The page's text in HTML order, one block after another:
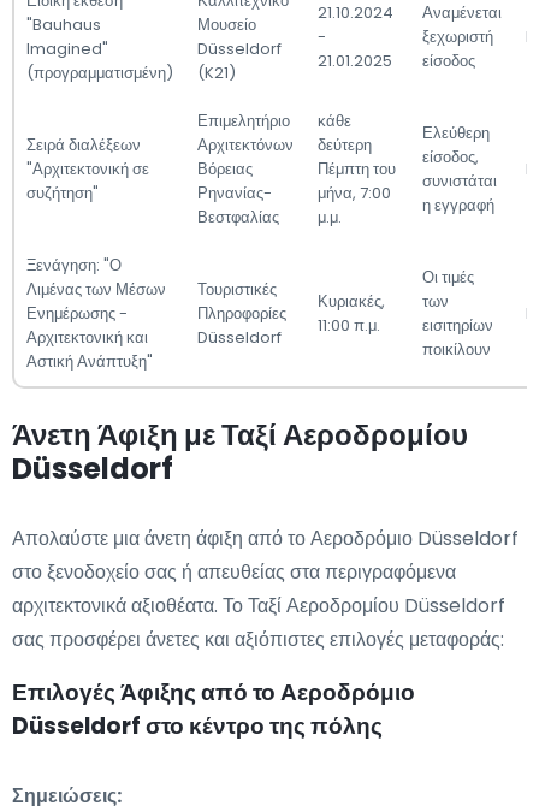
"Bauhaus
Imagined"
(προγραμματισμένη)
Μουσείο
Düsseldorf
(K21)
21.10.2024
-
21.01.2025
Αναμένεται
ξεχωριστή
είσοδος
Σειρά διαλέξεων
"Αρχιτεκτονική σε
συζήτηση"
Επιμελητήριο
Αρχιτεκτόνων
Βόρειας
Ρηνανίας-
Βεστφαλίας
κάθε
δεύτερη
Πέμπτη του
μήνα, 7:00
μ.μ.
Ελεύθερη
είσοδος,
συνιστάται
η εγγραφή
Ξενάγηση: "Ο
Λιμένας των Μέσων
Ενημέρωσης -
Αρχιτεκτονική και
Αστική Ανάπτυξη"
Τουριστικές
Πληροφορίες
Düsseldorf
Κυριακές,
11:00 π.μ.
Οι τιμές
των
εισιτηρίων
ποικίλουν
Άνετη Άφιξη με Ταξί Αεροδρομίου
Düsseldorf
Απολαύστε μια άνετη άφιξη από το Αεροδρόμιο Düsseldorf
στο ξενοδοχείο σας ή απευθείας στα περιγραφόμενα
αρχιτεκτονικά αξιοθέατα. Το Ταξί Αεροδρομίου Düsseldorf
σας προσφέρει άνετες και αξιόπιστες επιλογές μεταφοράς:
Επιλογές Άφιξης από το Αεροδρόμιο
Düsseldorf στο κέντρο της πόλης
Σημειώσεις: